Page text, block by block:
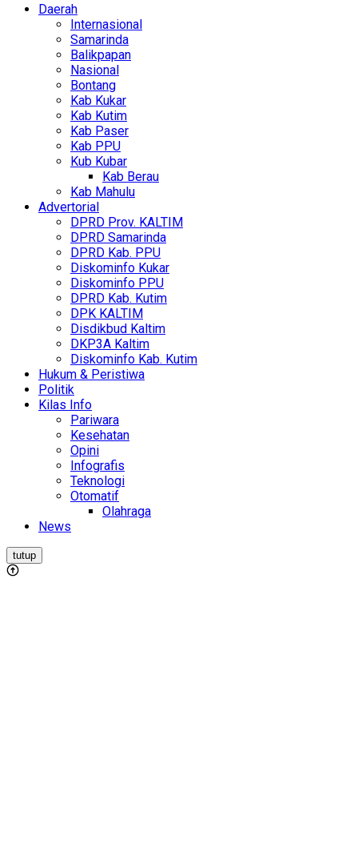
Daerah
Internasional
Samarinda
Balikpapan
Nasional
Bontang
Kab Kukar
Kab Kutim
Kab Paser
Kab PPU
Kub Kubar
Kab Berau
Kab Mahulu
Advertorial
DPRD Prov. KALTIM
DPRD Samarinda
DPRD Kab. PPU
Diskominfo Kukar
Diskominfo PPU
DPRD Kab. Kutim
DPK KALTIM
Disdikbud Kaltim
DKP3A Kaltim
Diskominfo Kab. Kutim
Hukum & Peristiwa
Politik
Kilas Info
Pariwara
Kesehatan
Opini
Infografis
Teknologi
Otomatif
Olahraga
News
tutup